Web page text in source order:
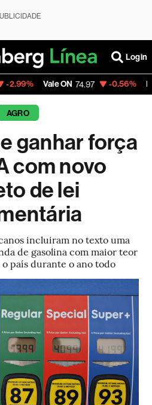
Login
ON 74.97 -0.56% Itaú PN 40.75
AGRO
ganhar força
com novo
de lei
incluiram no texto uma
de gasolina com maior teor
país durante o ano todo